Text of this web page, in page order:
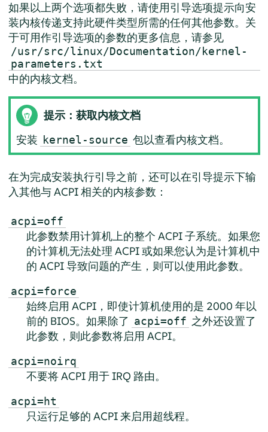
如果以上两个选项都失败，请使用引导选项提示向安
装内核传递支持此硬件类型所需的任何其他参数。关
于可用作引导选项的参数的更多信息，请参见
/usr/src/linux/Documentation/kernel-
parameters.txt
中的内核文档。
提示：获取内核文档
安装 kernel-source 包以查看内核文档。
在为完成安装执行引导之前，还可以在引导提示下输
入其他与 ACPI 相关的内核参数：
acpi=off
此参数禁用计算机上的整个 ACPI 子系统。如果您
的计算机无法处理 ACPI 或如果您认为是计算机中
的 ACPI 导致问题的产生，则可以使用此参数。
acpi=force
始终启用 ACPI，即使计算机使用的是 2000 年以
前的 BIOS。如果除了 acpi=off 之外还设置了
此参数，则此参数将启用 ACPI。
acpi=noirq
不要将 ACPI 用于 IRQ 路由。
acpi=ht
只运行足够的 ACPI 来启用超线程。